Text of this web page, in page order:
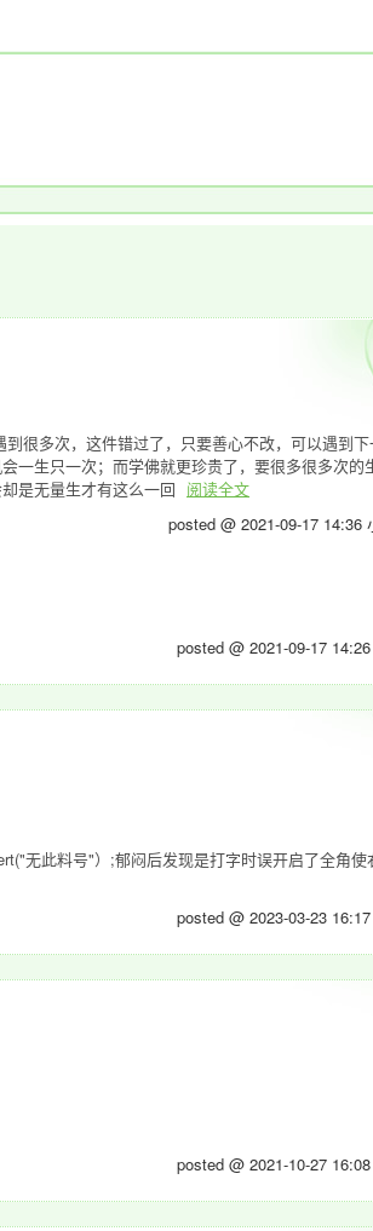
很多次，这件错过了，只要善心不改，可以遇到
一生只一次；而学佛就更珍贵了，要很多很多次
是无量生才有这么一回 阅读全文
posted @ 2021-09-17 14:36
posted @ 2021-09-17
无此料号"）;郁闷后发现是打字时误开启了全角
posted @ 2023-03-23
posted @ 2021-10-27